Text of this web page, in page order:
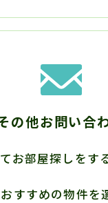
の他お問い合
お部屋探しをす
すすめの物件を